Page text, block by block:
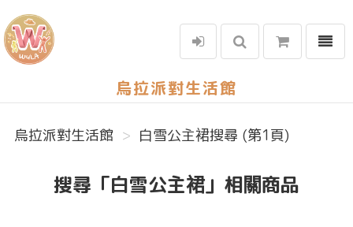
烏拉派對生活館
選單
烏拉派對生活館 白雪公主裙搜尋 (第1頁)
搜尋「白雪公主裙」相關商品